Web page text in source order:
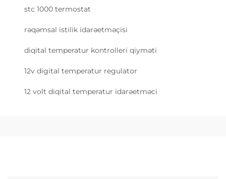
stc 1000 termostat
rəqəmsal istilik idarəetməçisi
diqital temperatur kontrolleri qiyməti
12v digital temperatur regulator
12 volt diqital temperatur idarəetməci